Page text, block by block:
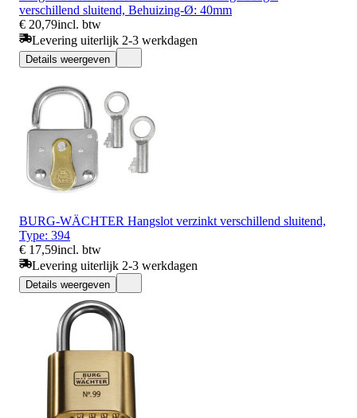
verschillend sluitend, Behuizing-Ø: 40mm
€ 20,79incl. btw
Levering uiterlijk 2-3 werkdagen
Details weergeven
BURG-WÄCHTER Hangslot verzinkt verschillend sluitend,
Type: 394
€ 17,59incl. btw
Levering uiterlijk 2-3 werkdagen
Details weergeven